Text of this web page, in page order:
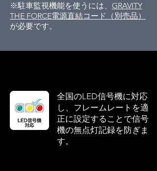
※駐車監視機能を使うには、 GRAVITY
THE FORCE電源直結コード（別売品）
が必要です。
全国のLED信号機に対応
し、フレームレートを適
正に設定することで信号
機の無点灯記録を防ぎま
す。